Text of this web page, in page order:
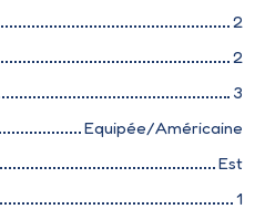
2
2
3
Equipée/Américaine
Est
1